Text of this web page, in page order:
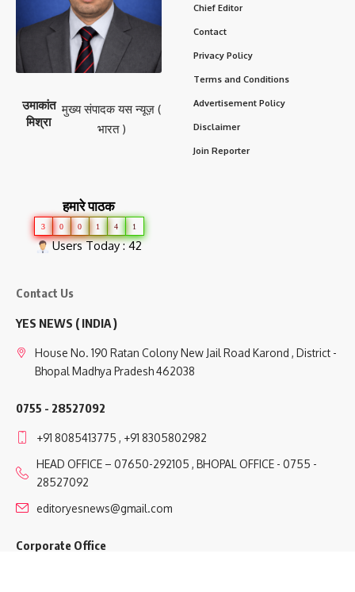
उमाकांत
मिश्रा
मुख्य संपादक यस न्यूज़ (
भारत )
हमारे पाठक
3 0 0 1 4 1
Users Today : 42
Chief Editor
Contact
Privacy Policy
Terms and Conditions
Advertisement Policy
Disclaimer
Join Reporter
Contact Us
YES NEWS ( INDIA )
House No. 190 Ratan Colony New Jail Road Karond , District -
Bhopal Madhya Pradesh 462038
0755 - 28527092
+91 8085413775 , +91 8305802982
HEAD OFFICE – 07650-292105 , BHOPAL OFFICE - 0755 -
28527092
editoryesnews@gmail.com
Corporate Office